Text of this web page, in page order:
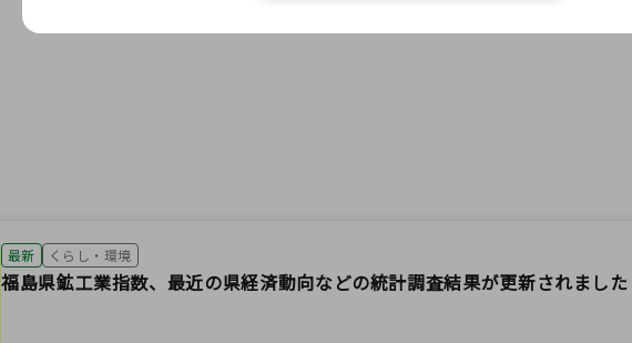
最新 くらし・環境
福島県鉱工業指数、最近の県経済動向などの統計調査結果が更新されまし